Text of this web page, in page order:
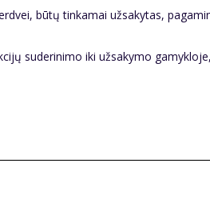
būtų tinkamai užsakytas,
suderinimo iki užsakymo